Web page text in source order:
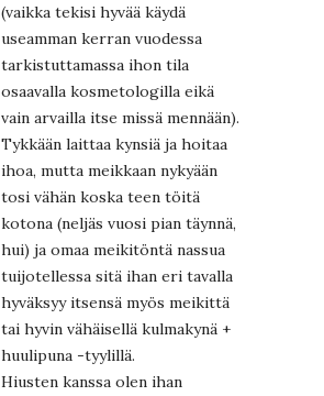
(vaikka tekisi hyvää käydä
useamman kerran vuodessa
tarkistuttamassa ihon tila
osaavalla kosmetologilla eikä
vain arvailla itse missä mennään).
Tykkään laittaa kynsiä ja hoitaa
ihoa, mutta meikkaan nykyään
tosi vähän koska teen töitä
kotona (neljäs vuosi pian täynnä,
hui) ja omaa meikitöntä nassua
tuijotellessa sitä ihan eri tavalla
hyväksyy itsensä myös meikittä
tai hyvin vähäisellä kulmakynä +
huulipuna -tyylillä.
Hiusten kanssa olen ihan